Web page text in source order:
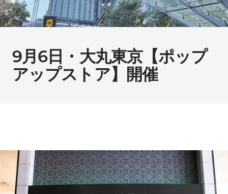
9月6日・大丸東京【ポップ
アップストア】開催